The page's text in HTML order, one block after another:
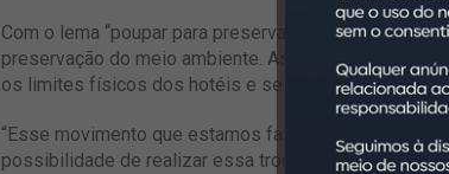
Com o lema “poupar para preservar”, as
preservação do meio ambiente. As palavras reduzir,
os limites físicos dos hotéis e se incorpore no dia a
“Esse movimento que estamos fazendo como
possibilidade de realizar essa troca, então a Covid-